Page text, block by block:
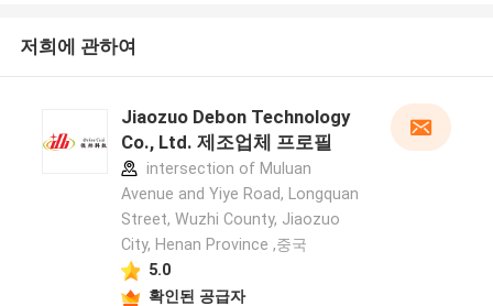
저희에 관하여
Jiaozuo Debon Technology
Co., Ltd. 제조업체 프로필
intersection of Muluan
Avenue and Yiye Road, Longquan
Street, Wuzhi County, Jiaozuo
City, Henan Province ,중국
5.0
확인된 공급자